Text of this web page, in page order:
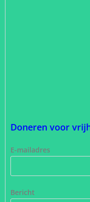
Doneren voor
E-mailadres
Bericht